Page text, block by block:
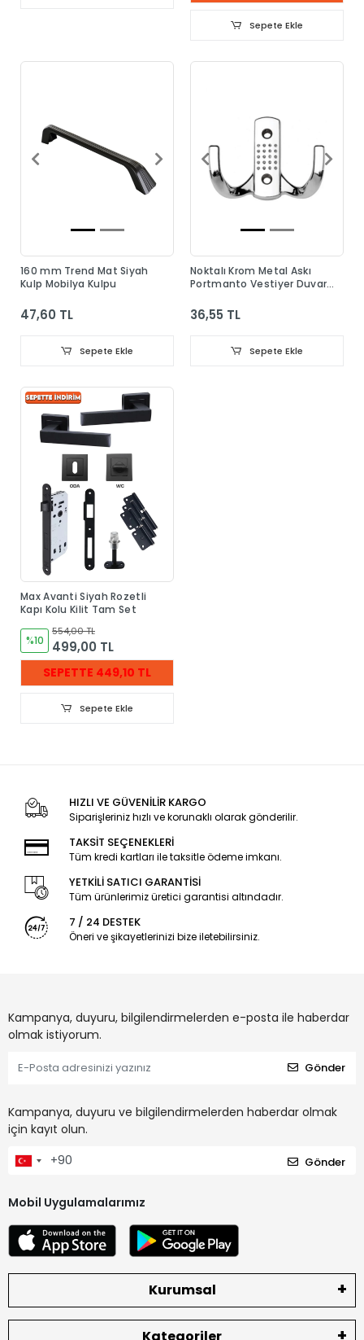
Sepete Ekle
160 mm Trend Mat Siyah
Kulp Mobilya Kulpu
47,60 TL
Sepete Ekle
Noktalı Krom Metal Askı
Portmanto Vestiyer Duvar
36,55 TL
Sepete Ekle
Max Avanti Siyah Rozetli
Kapı Kolu Kilit Tam Set
%10
554,00 TL
499,00 TL
SEPETTE 449,10 TL
Sepete Ekle
HIZLI VE GÜVENİLİR KARGO
Siparişleriniz hızlı ve korunaklı olarak gönderilir.
TAKSİT SEÇENEKLERİ
Tüm kredi kartları ile taksitle ödeme imkanı.
YETKİLİ SATICI GARANTİSİ
Tüm ürünlerimiz üretici garantisi altındadır.
7 / 24 DESTEK
Öneri ve şikayetlerinizi bize iletebilirsiniz.
Kampanya, duyuru, bilgilendirmelerden e-posta ile haberdar
olmak istiyorum.
Gönder
Kampanya, duyuru ve bilgilendirmelerden haberdar olmak
için kayıt olun.
Gönder
Mobil Uygulamalarımız
Kurumsal